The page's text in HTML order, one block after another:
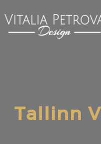
Tallinn